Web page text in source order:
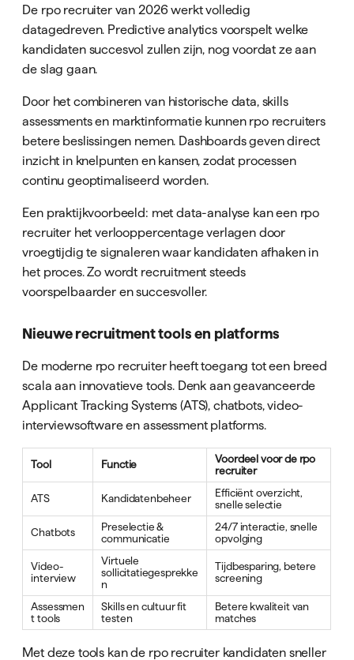
De rpo recruiter van 2026 werkt volledig
datagedreven. Predictive analytics voorspelt welke
kandidaten succesvol zullen zijn, nog voordat ze aan
de slag gaan.
Door het combineren van historische data, skills
assessments en marktinformatie kunnen rpo recruiters
betere beslissingen nemen. Dashboards geven direct
inzicht in knelpunten en kansen, zodat processen
continu geoptimaliseerd worden.
Een praktijkvoorbeeld: met data-analyse kan een rpo
recruiter het verlooppercentage verlagen door
vroegtijdig te signaleren waar kandidaten afhaken in
het proces. Zo wordt recruitment steeds
voorspelbaarder en succesvoller.
Nieuwe recruitment tools en platforms
De moderne rpo recruiter heeft toegang tot een breed
scala aan innovatieve tools. Denk aan geavanceerde
Applicant Tracking Systems (ATS), chatbots, video-
interviewsoftware en assessment platforms.
Tool Functie
Voordeel voor de rpo
recruiter
ATS Kandidatenbeheer
Efficiënt overzicht,
snelle selectie
Chatbots
Preselectie &
communicatie
24/7 interactie, snelle
opvolging
Video-
interview
Virtuele
sollicitatiegesprekke
n
Tijdbesparing, betere
screening
Assessmen
t tools
Skills en cultuur fit
testen
Betere kwaliteit van
matches
Met deze tools kan de rpo recruiter kandidaten sneller